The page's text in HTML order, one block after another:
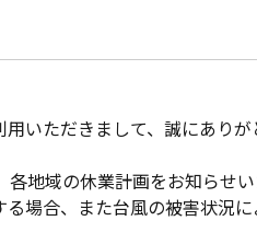
いただきまして、誠にありが
地域の休業計画をお知らせ
場合、また台風の被害状況